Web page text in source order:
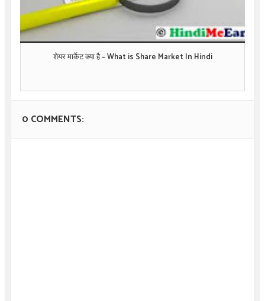
शेयर मार्केट क्या है – What is Share Market In Hindi
0 COMMENTS: